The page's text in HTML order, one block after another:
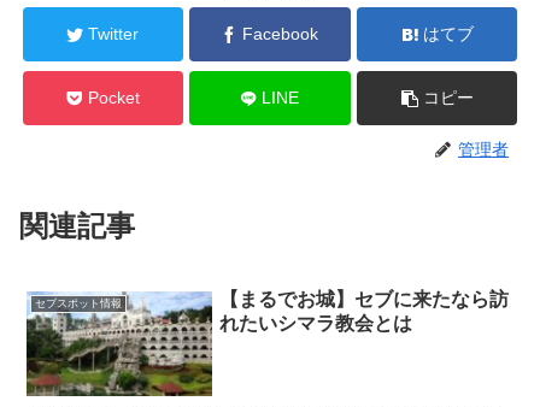
Twitter Facebook はてブ
Pocket LINE コピー
管理者
関連記事
セブスポット情報
【まるでお城】セブに来たなら訪
れたいシマラ教会とは